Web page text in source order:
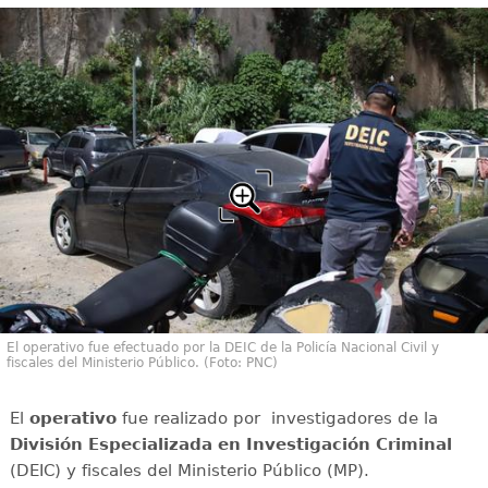
El operativo fue efectuado por la DEIC de la Policía Nacional Civil y
fiscales del Ministerio Público. (Foto: PNC)
El operativofue realizado por investigadores de la
División Especializada en Investigación Criminal
(DEIC) y fiscales del Ministerio Público (MP).